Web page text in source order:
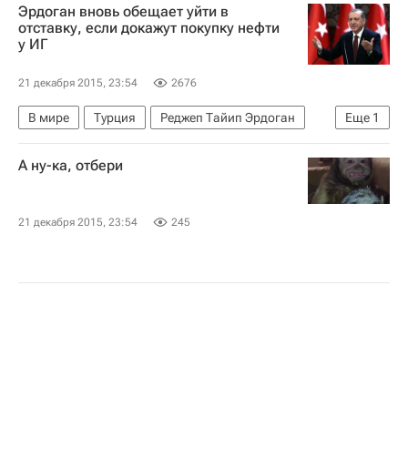
Джек Уорнер
Токио Сексвале
Очередная серия арестов чиновников ФИФА в декабре 2015 года в Цюрихе. Мнение, комментарии
Эрдоган вновь обещает уйти в
отставку, если докажут покупку нефти
у ИГ
21 декабря 2015, 23:54 2676
Еще 1
В мире Турция
Реджеп Тайип Эрдоган
Исламское государство*
А ну-ка, отбери
21 декабря 2015, 23:54 245